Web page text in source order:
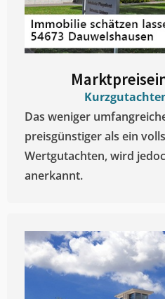
Das weniger
preisgünstiger als ein
Wertgutachten, wird
anerkannt.